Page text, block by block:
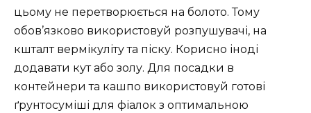
цьому не перетворюється на болото. Тому
обов’язково використовуй розпушувачі, на
кшталт вермікуліту та піску. Корисно іноді
додавати кут або золу. Для посадки в
контейнери та кашпо використовуй готові
ґрунтосуміші для фіалок з оптимальною